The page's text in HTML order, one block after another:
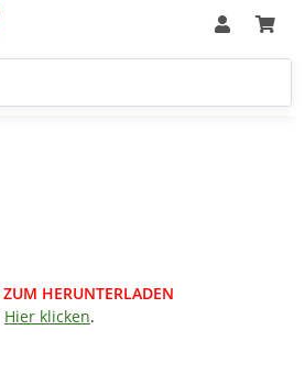
HERUNTERLADEN
Hier klicken.